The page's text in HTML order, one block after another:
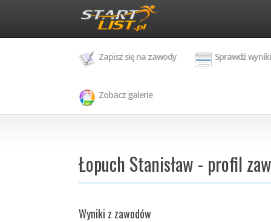
Zapisz się na zawody Sprawdź wyniki
Zobacz galerie
Łopuch Stanisław - profil
Wyniki z zawodów